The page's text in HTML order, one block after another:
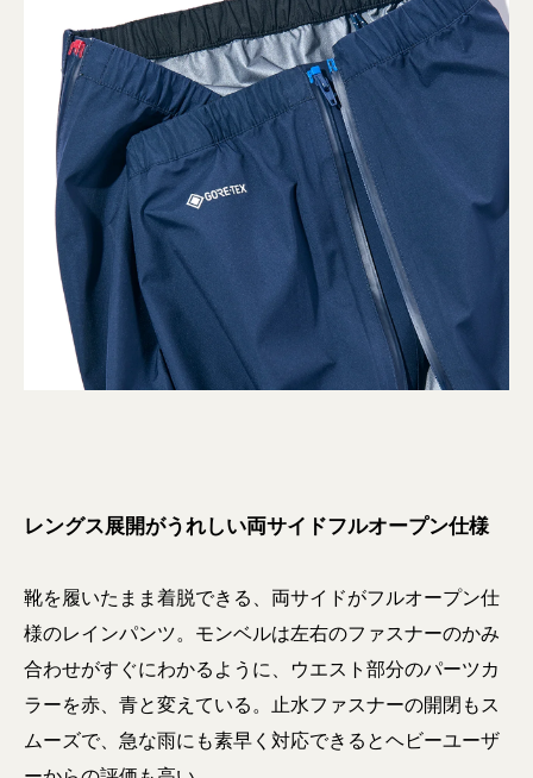
レングス展開がうれしい両サイドフルオープン仕様
靴を履いたまま着脱できる、両サイドがフルオープン仕
様のレインパンツ。モンベルは左右のファスナーのかみ
合わせがすぐにわかるように、ウエスト部分のパーツカ
ラーを赤、青と変えている。止水ファスナーの開閉もス
ムーズで、急な雨にも素早く対応できるとヘビーユーザ